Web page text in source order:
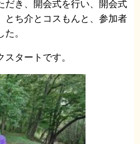
だき、開会式を行い、開会式
とち介とコスもんと、参加者
。
タートです。